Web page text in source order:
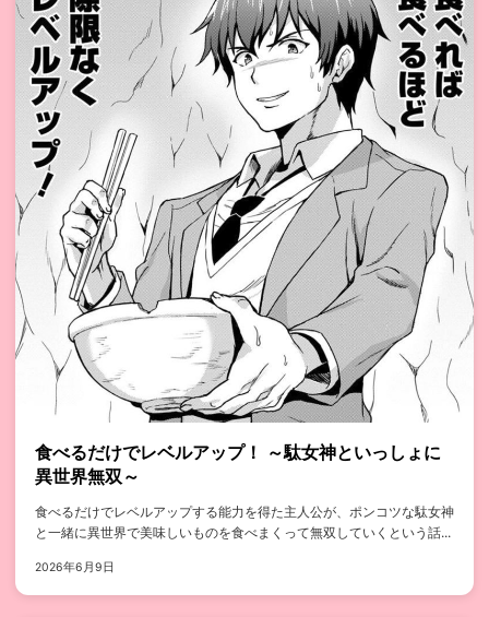
食べるだけでレベルアップ！ ～駄女神といっしょに
異世界無双～
食べるだけでレベルアップする能力を得た主人公が、ポンコツな駄女神
と一緒に異世界で美味しいものを食べまくって無双していくという話...
2026年6月9日